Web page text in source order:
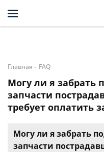
Главная - FAQ
Могу ли я
запчасти
требует оплатить
Могу ли я забрать
запчасти